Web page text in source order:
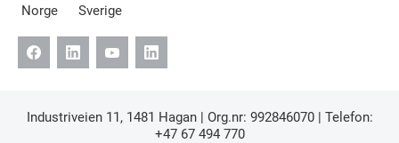
Norge Sverige
Industriveien 11, 1481 Hagan | Org.nr: 992846070 | Telefon:
+47 67 494 770